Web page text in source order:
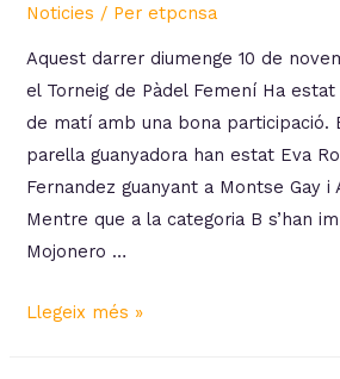
Noticies / Per etpcnsa
Aquest darrer diumenge 10 de
el Torneig de Pàdel Femení Ha
de matí amb una bona participació.
parella guanyadora han estat Eva
Fernandez guanyant a Montse Gay
Mentre que a la categoria B s’han
Mojonero …
Torneig
Llegeix més »